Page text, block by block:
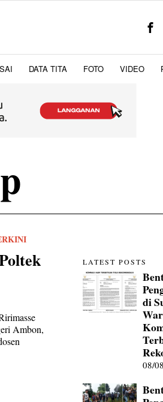
DATA TITA FOTO VIDEO
Ambon,
LATEST POSTS
di
08/